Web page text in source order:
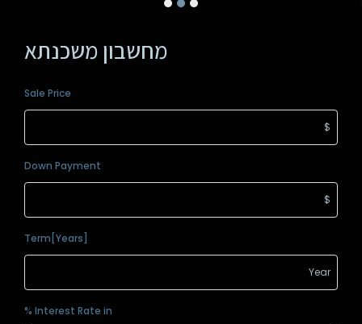
מחשבון משכנתא
Sale Price
Down Payment
Term[Years]
Interest Rate in %